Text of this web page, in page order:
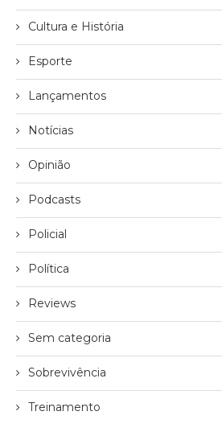
Cultura e História
Esporte
Lançamentos
Notícias
Opinião
Podcasts
Policial
Política
Reviews
Sem categoria
Sobrevivência
Treinamento